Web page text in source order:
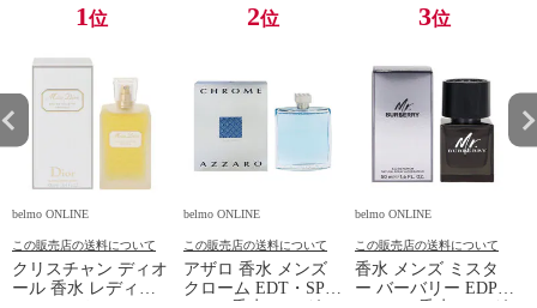
1位
belmo ONLINE
この販売店の送料について
クリスチャン ディオ
ール 香水 レディー
2位
belmo ONLINE
この販売店の送料について
アザロ 香水 メンズ
クローム EDT・SP
3位
belmo ONLINE
この販売店の送料について
香水 メンズ ミスタ
ー バーバリー EDP・